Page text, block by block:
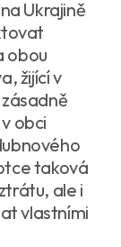
Ukrajině
obou
žijící v
obci
taková
ale i
vlastními